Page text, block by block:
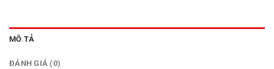
MÔ TẢ
ĐÁNH GIÁ (0)